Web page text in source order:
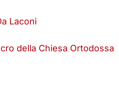
Laconi
della Chiesa Ortodossa